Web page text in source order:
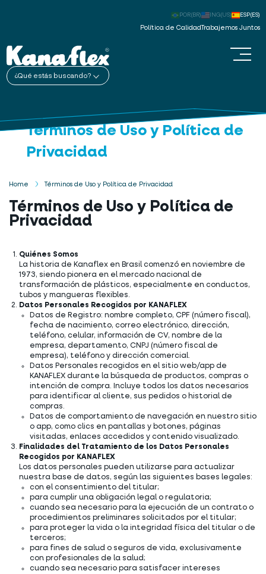
Política de CalidadTrabajemos Juntos
POR(BR) ING(US) ESP(ES)
¿Qué estás buscando?
Términos de Uso y Política de
Privacidad
Home Términos de Uso y Política de Privacidad
Términos de Uso y Política de
Privacidad
Quiénes Somos
La historia de Kanaflex en Brasil comenzó en noviembre de
1973, siendo pionera en el mercado nacional de
transformación de plásticos, especialmente en conductos,
tubos y mangueras flexibles.
Datos Personales Recogidos por KANAFLEX
Datos de Registro: nombre completo, CPF (número fiscal),
fecha de nacimiento, correo electrónico, dirección,
teléfono, celular, información de CV, nombre de la
empresa, departamento, CNPJ (número fiscal de
empresa), teléfono y dirección comercial.
Datos Personales recogidos en el sitio web/app de
KANAFLEX durante la búsqueda de productos, compras o
intención de compra. Incluye todos los datos necesarios
para identificar al cliente, sus pedidos o historial de
compras.
Datos de comportamiento de navegación en nuestro sitio
o app, como clics en pantallas y botones, páginas
visitadas, enlaces accedidos y contenido visualizado.
Finalidades del Tratamiento de los Datos Personales
Recogidos por KANAFLEX
Los datos personales pueden utilizarse para actualizar
nuestra base de datos, según las siguientes bases legales:
con el consentimiento del titular;
para cumplir una obligación legal o regulatoria;
cuando sea necesario para la ejecución de un contrato o
procedimientos preliminares solicitados por el titular;
para proteger la vida o la integridad física del titular o de
terceros;
para fines de salud o seguros de vida, exclusivamente
con profesionales de la salud;
cuando sea necesario para satisfacer intereses